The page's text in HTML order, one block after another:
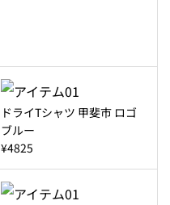
ドライTシャツ 甲斐市 ロゴ
ブルー
¥4825